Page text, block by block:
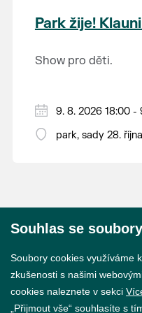
krajina na světě,
světového
Park žije!
Show pro děti.
9. 8. 2026 18:00 -
park, sady 28. října
Souhlas se
Soubory cookies využíváme
zkušenosti s našimi
cookies naleznete v sekci
„Přijmout vše“ souhlasíte s